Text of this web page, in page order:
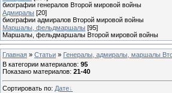
биографии генералов Второй мировой войны
Адмиралы [20]
биографии адмиралов Второй мировой войны
Маршалы, фельдмаршалы [95]
Маршалы, фельдмаршалы Второй мировой войны
Главная » Статьи » Генералы, адмиралы, маршалы
В категории материалов: 95
Показано материалов: 21-40
Сортировать по: Дате